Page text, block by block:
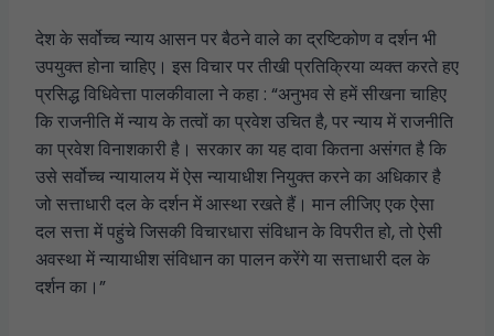
देश के सर्वोच्च न्याय आसन पर बैठने वाले का द्रष्टिकोण व दर्शन भी
उपयुक्त होना चाहिए। इस विचार पर तीखी प्रतिक्रिया व्यक्त करते हए
प्रसिद्ध विधिवेत्ता पालकीवाला ने कहा : “अनुभव से हमें सीखना चाहिए
कि राजनीति में न्याय के तत्वों का प्रवेश उचित है, पर न्याय में राजनीति
का प्रवेश विनाशकारी है। सरकार का यह दावा कितना असंगत है कि
उसे सर्वोच्च न्यायालय में ऐस न्यायाधीश नियुक्त करने का अधिकार है
जो सत्ताधारी दल के दर्शन में आस्था रखते हैं। मान लीजिए एक ऐसा
दल सत्ता में पहुंचे जिसकी विचारधारा संविधान के विपरीत हो, तो ऐसी
अवस्था में न्यायाधीश संविधान का पालन करेंगे या सत्ताधारी दल के
दर्शन का।”